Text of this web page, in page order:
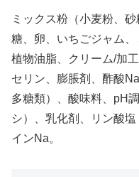
ミックス粉（小麦粉、
糖、卵、いちごジャム、
植物油脂、クリーム/加
セリン、膨脹剤、酢酸
多糖類）、酸味料、pH
シ）、乳化剤、リン酸
インNa。